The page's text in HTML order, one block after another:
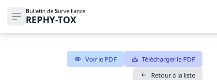
Ouvrir le menu de navigation
Bulletin de Surveillance
REPHY-TOX
Voir le PDF
Télécharger le PDF
Retour à la liste